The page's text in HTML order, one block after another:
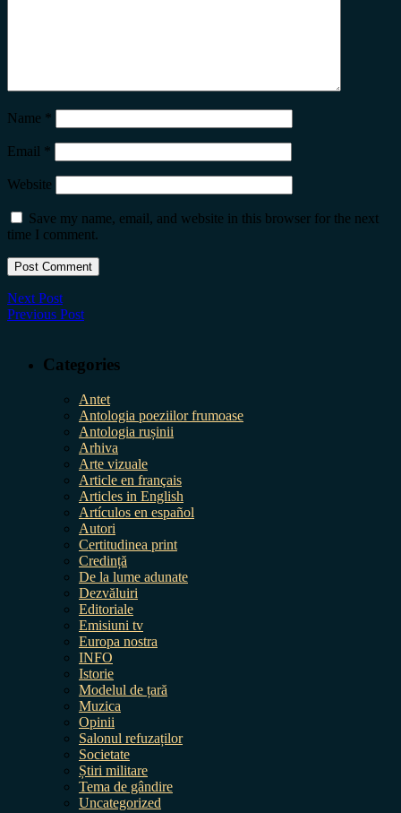
Name *
Email *
Website
Save my name, email, and website in this browser for the next
time I comment.
Next Post
Previous Post
Categories
Antet
Antologia poeziilor frumoase
Antologia rușinii
Arhiva
Arte vizuale
Article en français
Articles in English
Artículos en español
Autori
Certitudinea print
Credință
De la lume adunate
Dezvăluiri
Editoriale
Emisiuni tv
Europa nostra
INFO
Istorie
Modelul de țară
Muzica
Opinii
Salonul refuzaților
Societate
Știri militare
Tema de gândire
Uncategorized